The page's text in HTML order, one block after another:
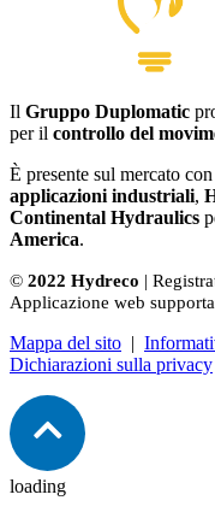
Il Gruppo Duplomatic
per il controllo del
È presente sul mercato con
applicazioni industriali,
Continental Hydraulics
America.
© 2022 Hydreco |
Applicazione web
Mappa del sito |
Dichiarazioni sulla privacy
loading